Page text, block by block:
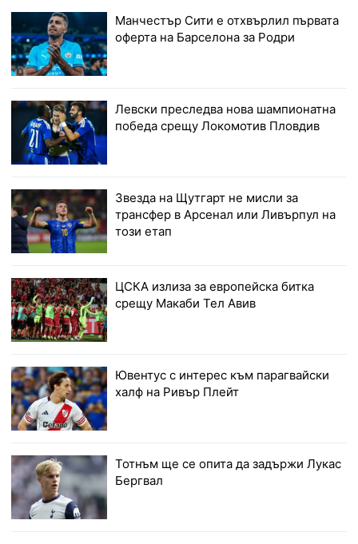
Манчестър Сити е отхвърлил първата
оферта на Барселона за Родри
Левски преследва нова шампионатна
победа срещу Локомотив Пловдив
Звезда на Щутгарт не мисли за
трансфер в Арсенал или Ливърпул на
този етап
ЦСКА излиза за европейска битка
срещу Макаби Тел Авив
Ювентус с интерес към парагвайски
халф на Ривър Плейт
Тотнъм ще се опита да задържи Лукас
Бергвал